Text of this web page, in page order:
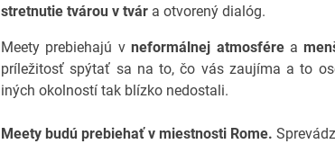
stretnutie tvárou v tvár a otvorený dialóg.
Meety prebiehajú vneformálnej atmosférea
príležitosť spýtať sa na to, čo vás zaujíma a to
iných okolností tak blízko nedostali.
Meety budú prebiehať v miestnosti Rome.